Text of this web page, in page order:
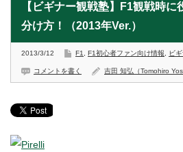
【ビギナー観戦塾】F1観戦時
分け方！（2013年Ver.）
2013/3/12 F1 F1初心者ファン向け情報 ビ
コメントを書く 吉田 知弘（Tomohiro